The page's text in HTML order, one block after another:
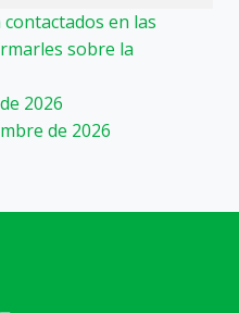
en las
sobre la
2026
de 2026